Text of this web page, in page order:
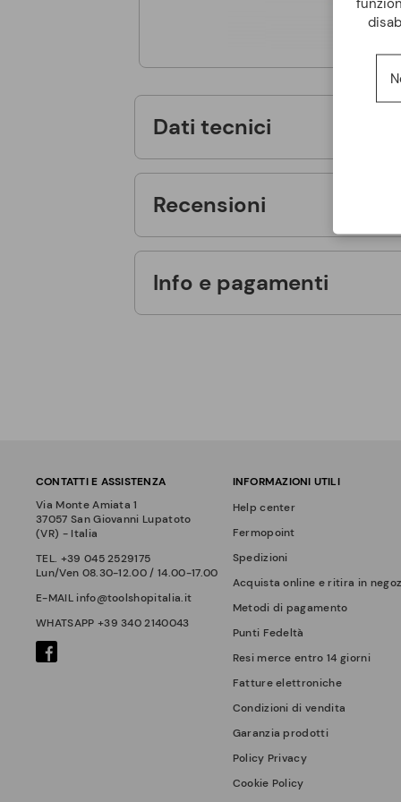
Dati tecnici
Recensioni
Info e pagamenti
CONTATTI E ASSISTENZA
Via Monte Amiata 1
37057 San Giovanni Lupatoto
(VR) - Italia
TEL. +39 045 2529175
Lun/Ven 08.30-12.00 / 14.00-17.00
E-MAIL info@toolshopitalia.it
WHATSAPP +39 340 2140043
INFORMAZIONI UTILI
Help center
Fermopoint
Spedizioni
Acquista online e ritira in
Metodi di pagamento
Punti Fedeltà
Resi merce entro 14 giorni
Fatture elettroniche
Condizioni di vendita
Garanzia prodotti
Policy Privacy
Cookie Policy